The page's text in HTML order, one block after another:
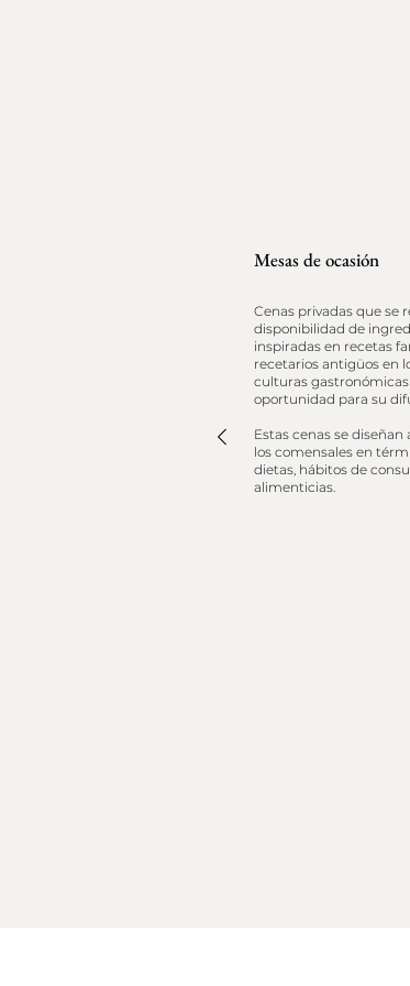
Mesas de ocasión
Cenas privadas que se
disponibilidad de
inspiradas en recetas
recetarios antigüos en
culturas
oportunidad para su
Estas cenas se
los comensales en
dietas, hábitos de
alimenticias.